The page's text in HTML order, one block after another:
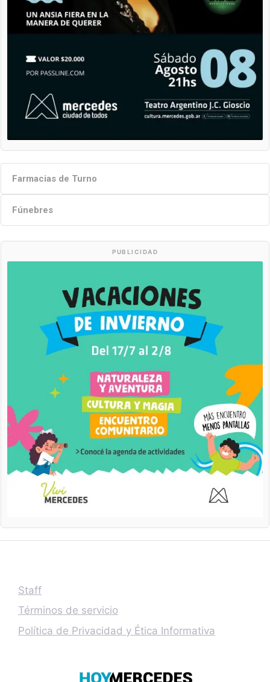
Farmacias de Turno
Fúnebres
PUBLICIDAD
Staff
Términos de servicio
Política de Privacidad y Ética Informativa